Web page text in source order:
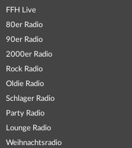
FFH Live
80er Radio
90er Radio
2000er Radio
Rock Radio
Oldie Radio
Schlager Radio
Party Radio
Lounge Radio
Weihnachtsradio